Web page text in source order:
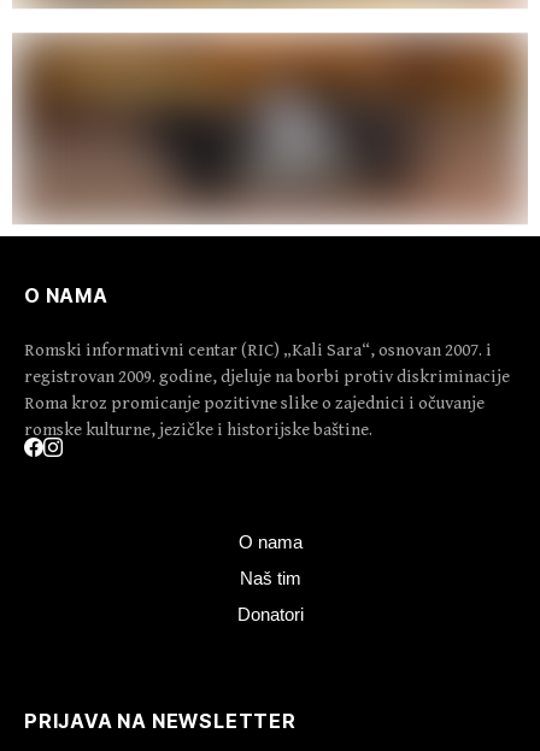
O NAMA
Romski informativni centar (RIC) „Kali Sara“, osnovan 2007. i
registrovan 2009. godine, djeluje na borbi protiv diskriminacije
Roma kroz promicanje pozitivne slike o zajednici i očuvanje
romske kulturne, jezičke i historijske baštine.
O nama
Naš tim
Donatori
PRIJAVA NA NEWSLETTER